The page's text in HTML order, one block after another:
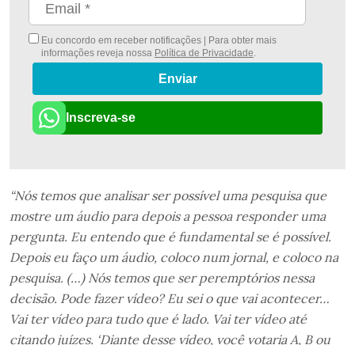
Eu concordo em receber notificações | Para obter mais
informações reveja nossa Política de Privacidade.
Enviar
Inscreva-se
“Nós temos que analisar ser possível uma pesquisa que
mostre um áudio para depois a pessoa responder uma
pergunta. Eu entendo que é fundamental se é possível.
Depois eu faço um áudio, coloco num jornal, e coloco na
pesquisa. (…) Nós temos que ser peremptórios nessa
decisão. Pode fazer vídeo? Eu sei o que vai acontecer…
Vai ter vídeo para tudo que é lado. Vai ter vídeo até
citando juízes. ‘Diante desse vídeo, você votaria A, B ou